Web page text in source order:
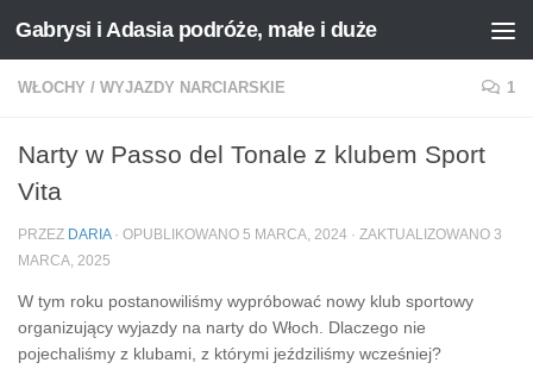
Przejdź do treści
Gabrysi i Adasia podróże, małe i duże
WŁOCHY / WYJAZDY NARCIARSKIE 1
Narty w Passo del Tonale z klubem Sport
Vita
PRZEZ DARIA · OPUBLIKOWANO 5 MARCA, 2024 · ZAKTUALIZOWANO 3
MARCA, 2025
W tym roku postanowiliśmy wypróbować nowy klub sportowy
organizujący wyjazdy na narty do Włoch. Dlaczego nie
pojechaliśmy z klubami, z którymi jeździliśmy wcześniej?